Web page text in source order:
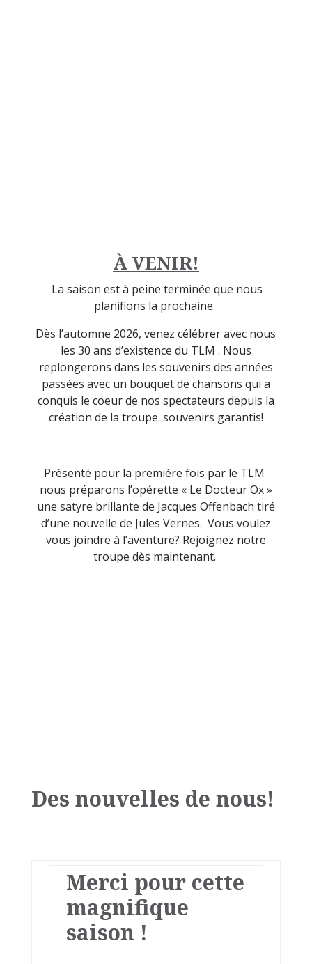
À VENIR!
La saison est à peine terminée que nous
planifions la prochaine.
Dès l’automne 2026, venez célébrer avec nous
les 30 ans d’existence du TLM . Nous
replongerons dans les souvenirs des années
passées avec un bouquet de chansons qui a
conquis le coeur de nos spectateurs depuis la
création de la troupe. souvenirs garantis!
Présenté pour la première fois par le TLM
nous préparons l’opérette « Le Docteur Ox »
une satyre brillante de Jacques Offenbach tiré
d’une nouvelle de Jules Vernes. Vous voulez
vous joindre à l’aventure? Rejoignez notre
troupe dès maintenant.
Des nouvelles de nous!
Merci pour cette
magnifique
saison !